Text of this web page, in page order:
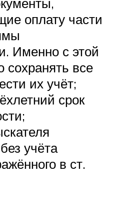
оплату части
Именно с этой
сохранять все
их учёт;
срок
учёта
в ст.